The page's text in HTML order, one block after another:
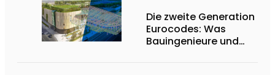
Die zweite Generation der
Eurocodes: Was
Bauingenieure und